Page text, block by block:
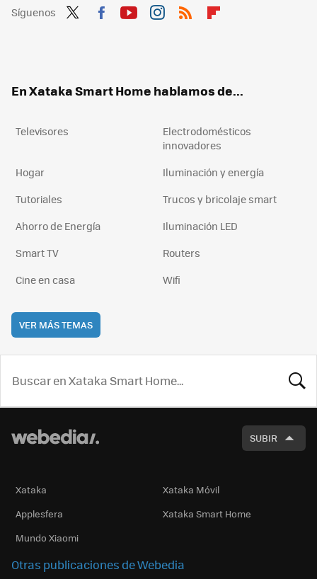
Síguenos
En Xataka Smart Home hablamos de...
Televisores
Electrodomésticos
innovadores
Hogar
Iluminación y energía
Tutoriales
Trucos y bricolaje smart
Ahorro de Energía
Iluminación LED
Smart TV
Routers
Cine en casa
Wifi
VER MÁS TEMAS
SUBIR
Xataka
Xataka Móvil
Applesfera
Xataka Smart Home
Mundo Xiaomi
Otras publicaciones de Webedia